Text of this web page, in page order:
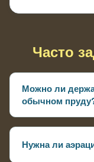
Часто
Можно ли
обычном
Нужна ли